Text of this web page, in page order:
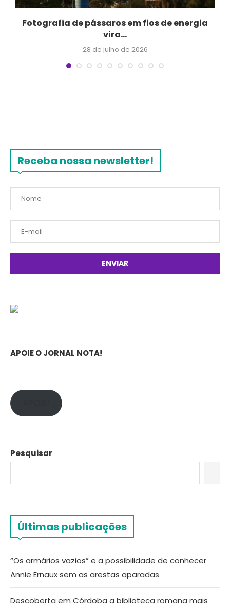
Fotografia de pássaros em fios de energia
vira...
28 de julho de 2026
Receba nossa newsletter!
APOIE O JORNAL NOTA!
Pesquisar
Últimas publicações
“Os armários vazios” e a possibilidade de conhecer
Annie Ernaux sem as arestas aparadas
Descoberta em Córdoba a biblioteca romana mais